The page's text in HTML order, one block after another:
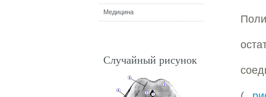
Медицина
Случайный рисунок